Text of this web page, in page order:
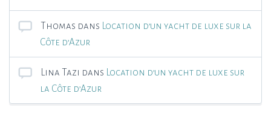
Thomas dans
Location d’un yacht de luxe sur la
Côte d’Azur
Lina Tazi dans
Location d’un yacht de luxe sur
la Côte d’Azur